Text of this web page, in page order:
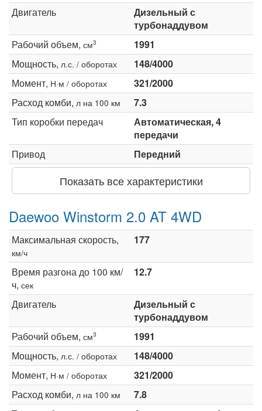
Двигатель
Дизельный с
турбонаддувом
Рабочий объем, см3
1991
Мощность, л.с. / оборотах
148/4000
Момент, Н·м / оборотах
321/2000
Расход комби, л на 100 км
7.3
Тип коробки передач
Автоматическая, 4
передачи
Привод
Передний
Показать все характеристики
Daewoo Winstorm 2.0 AT 4WD
Максимальная скорость,
км/ч
177
Время разгона до 100 км/
ч, сек
12.7
Двигатель
Дизельный с
турбонаддувом
Рабочий объем, см3
1991
Мощность, л.с. / оборотах
148/4000
Момент, Н·м / оборотах
321/2000
Расход комби, л на 100 км
7.8